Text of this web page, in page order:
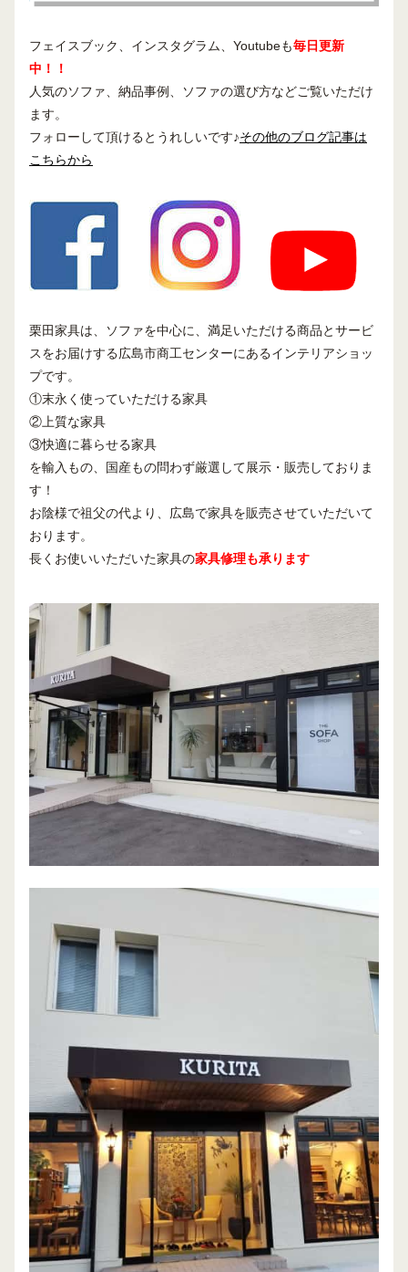
フェイスブック、インスタグラム、Youtubeも毎日更新
中！！
人気のソファ、納品事例、ソファの選び方などご覧いただけ
ます。
フォローして頂けるとうれしいです♪その他のブログ記事は
こちらから
栗田家具は、ソファを中心に、満足いただける商品とサービ
スをお届けする広島市商工センターにあるインテリアショッ
プです。
①末永く使っていただける家具
②上質な家具
③快適に暮らせる家具
を輸入もの、国産もの問わず厳選して展示・販売しておりま
す！
お陰様で祖父の代より、広島で家具を販売させていただいて
おります。
長くお使いいただいた家具の家具修理も承ります